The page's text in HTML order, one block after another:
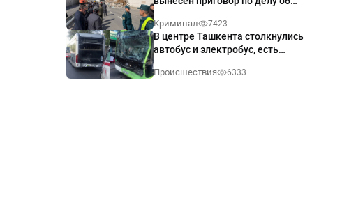
Ташкенте
Криминал 7423
В центре Ташкента столкнулись
автобус и электробус, есть
Происшествия 6333